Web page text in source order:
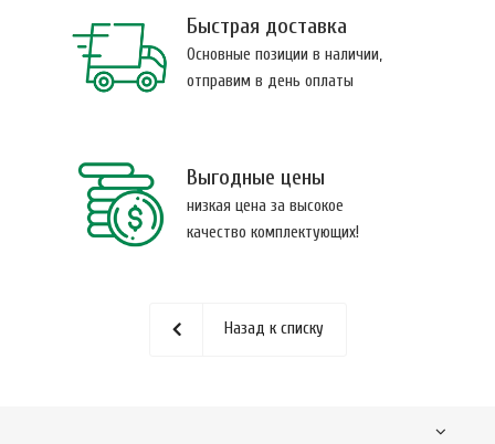
Быстрая доставка
Основные позиции в наличии,
отправим в день оплаты
Выгодные цены
низкая цена за высокое
качество комплектующих!
Назад к списку